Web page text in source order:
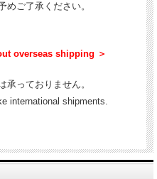
めご了承ください。
overseas shipping ＞
承っておりません。
international shipments.